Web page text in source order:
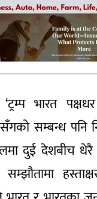
भारत
सम्बन्ध पनि
दुई देशबीच धेरै
सम्झौतामा